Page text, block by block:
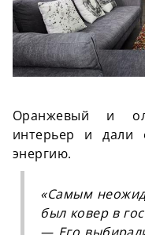
Оранжевый и
интерьер и дали
энергию.
«Самым
был ковер в